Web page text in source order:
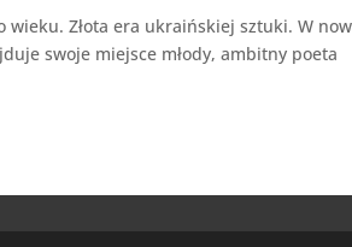
wieku. Złota era ukraińskiej sztuki. W
swoje miejsce młody, ambitny poeta